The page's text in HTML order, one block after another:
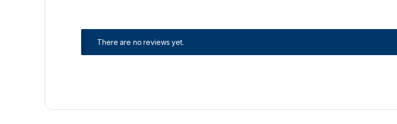
There are no reviews yet.